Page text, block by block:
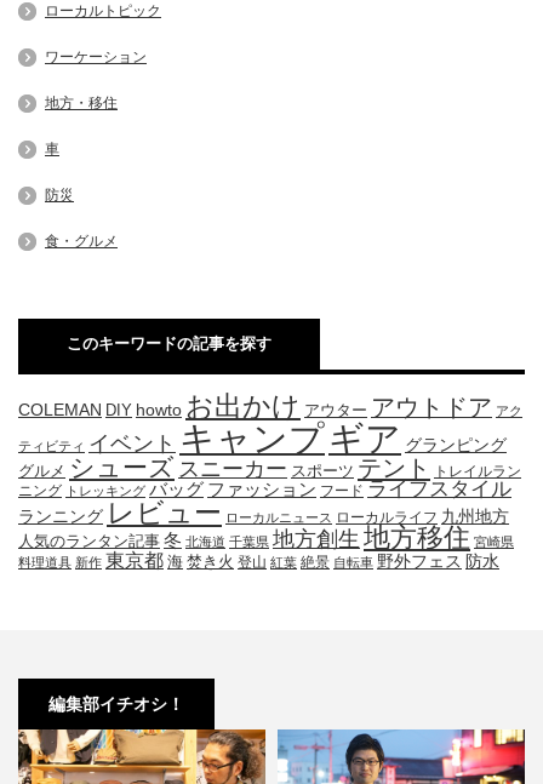
ローカルトピック
ワーケーション
地方・移住
車
防災
食・グルメ
このキーワードの記事を探す
COLEMAN DIY howto お出かけ アウター アウトドア アク
ティビティ イベント キャンプギア グランピング
グルメ シューズ スニーカー スポーツ テント
トレイルラン
ニング トレッキング バッグ ファッション フード ライフスタイル
ランニング レビュー ローカルニュース ローカルライフ 九州地方
人気のランタン記事 冬 北海道 千葉県 地方創生 地方移住 宮崎県
料理道具 新作 東京都 海 焚き火 登山 紅葉 絶景 自転車 野外フェス 防水
編集部イチオシ！